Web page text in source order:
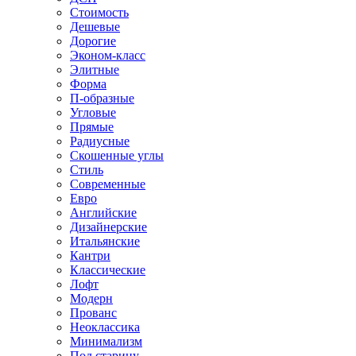
Стоимость
Дешевые
Дорогие
Эконом-класс
Элитные
Форма
П-образные
Угловые
Прямые
Радиусные
Скошенные углы
Стиль
Современные
Евро
Английские
Дизайнерские
Итальянские
Кантри
Классические
Лофт
Модерн
Прованс
Неоклассика
Минимализм